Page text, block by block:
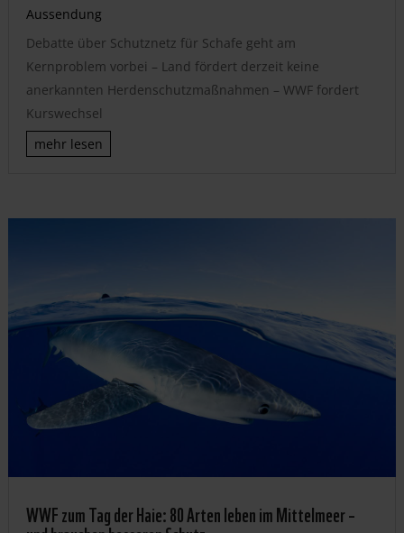
Aussendung
Debatte über Schutznetz für Schafe geht am
Kernproblem vorbei – Land fördert derzeit keine
anerkannten Herdenschutzmaßnahmen – WWF fordert
Kurswechsel
mehr lesen
WWF zum Tag der Haie: 80 Arten leben im Mittelmeer –